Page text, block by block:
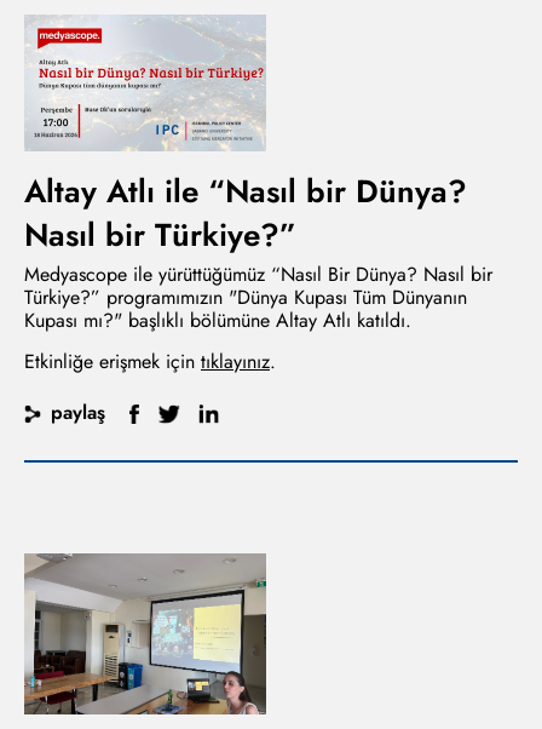
Altay Atlı ile “Nasıl bir Dünya?
Nasıl bir Türkiye?”
Medyascope ile yürüttüğümüz “Nasıl Bir Dünya? Nasıl bir
Türkiye?” programımızın "Dünya Kupası Tüm Dünyanın
Kupası mı?" başlıklı bölümüne Altay Atlı katıldı.
Etkinliğe erişmek için tıklayınız.
paylaş